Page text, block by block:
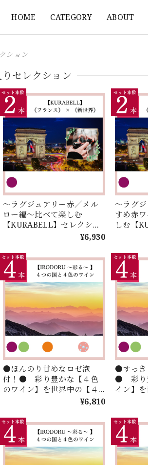
HOME CATEGORY ABOUT
ション
セレクション
～ラグジュアリー赤／メル
ロー編～比べて楽しむ
【KURABELL】セレクショ
ン♪ 《フランス》 × 《新世
¥6,930
～ラグ
すめ赤
しむ【
ション
ョン＞
●ほんのり甘めなロゼ泡
付！● 彩り豊かな【４色
のワイン】を世界中の【４
つの国】からセレクト！お
【IRODORU】４本セレクシ
ョン！
¥6,810
●すっき
● 彩り
イン】
国】か
４本セ